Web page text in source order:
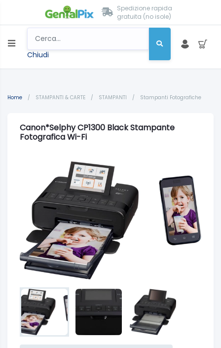
Spedizione rapida
gratuita (no isole)
Chiudi
Home / STAMPANTI & CARTE / STAMPANTI / Stampanti Fotografiche
Canon*Selphy CP1300 Black Stampante
Fotografica Wi-Fi